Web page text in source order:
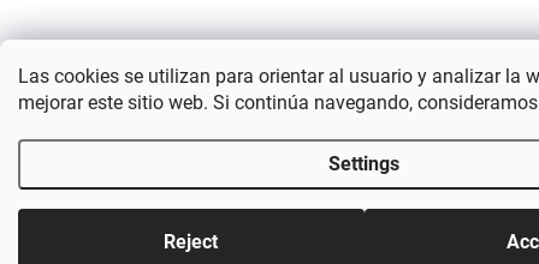
Las cookies se utilizan para orientar al usuario y analizar la
mejorar este sitio web. Si continúa navegando,
Settings
Reject